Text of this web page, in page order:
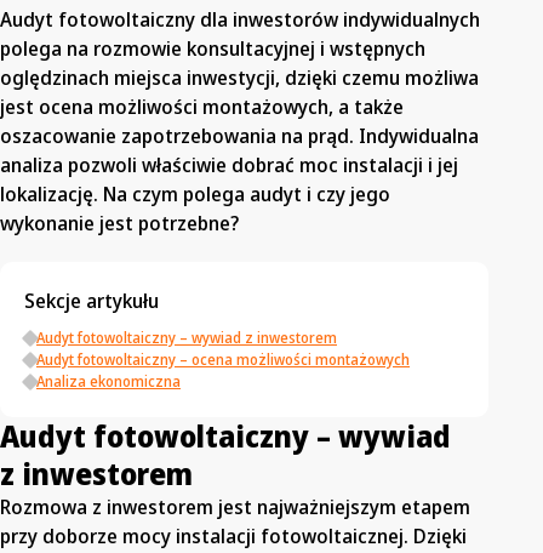
Audyt fotowoltaiczny dla inwestorów indywidualnych
polega na rozmowie konsultacyjnej i wstępnych
oględzinach miejsca inwestycji, dzięki czemu możliwa
jest ocena możliwości montażowych, a także
oszacowanie zapotrzebowania na prąd. Indywidualna
analiza pozwoli właściwie dobrać moc instalacji i jej
lokalizację. Na czym polega audyt i czy jego
wykonanie jest potrzebne?
Sekcje artykułu
Audyt fotowoltaiczny – wywiad z inwestorem
Audyt fotowoltaiczny – ocena możliwości montażowych
Analiza ekonomiczna
Audyt fotowoltaiczny – wywiad
z inwestorem
Rozmowa z inwestorem jest najważniejszym etapem
przy doborze mocy instalacji fotowoltaicznej. Dzięki